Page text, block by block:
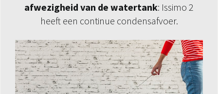
afwezigheid van de watertank: Issimo 2
heeft een continue condensafvoer.